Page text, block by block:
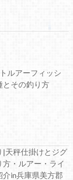
ルアーフィッシ
とその釣り方
|天秤仕掛けとジグ
・ルアー・ライ
介in兵庫県美方郡